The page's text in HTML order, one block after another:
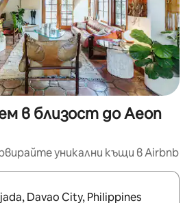
в близост до Aeon
уникални къщи в Airbnb
се покажат, използвайте